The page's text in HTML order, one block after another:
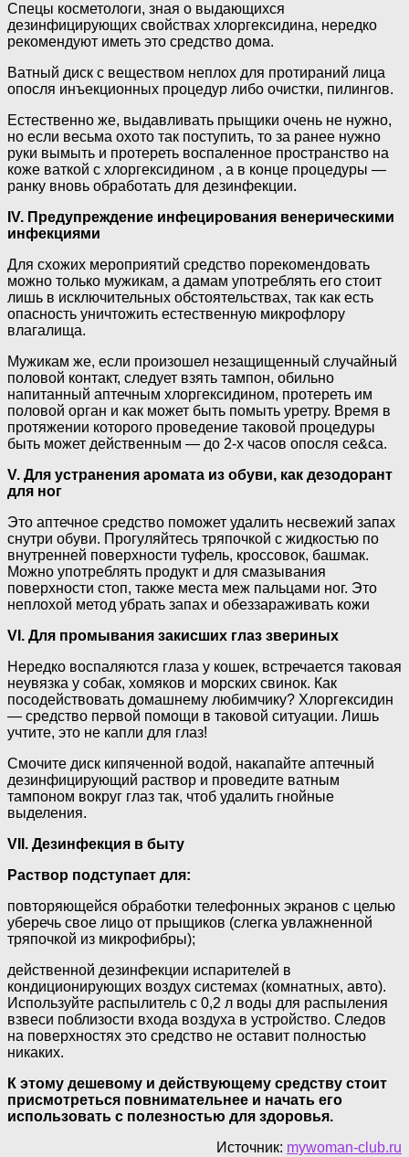
Спецы косметологи, зная о выдающихся
дезинфицирующих свойствах хлоргексидина, нередко
рекомендуют иметь это средство дома.
Ватный диск с веществом неплох для протираний лица
опосля инъекционных процедур либо очистки, пилингов.
Естественно же, выдавливать прыщики очень не нужно,
но если весьма охото так поступить, то за ранее нужно
руки вымыть и протереть воспаленное пространство на
коже ваткой с хлоргексидином , а в конце процедуры —
ранку вновь обработать для дезинфекции.
IV. Предупреждение инфецирования венерическими
инфекциями
Для схожих мероприятий средство порекомендовать
можно только мужикам, а дамам употреблять его стоит
лишь в исключительных обстоятельствах, так как есть
опасность уничтожить естественную микрофлору
влагалища.
Мужикам же, если произошел незащищенный случайный
половой контакт, следует взять тампон, обильно
напитанный аптечным хлоргексидином, протереть им
половой орган и как может быть помыть уретру. Время в
протяжении которого проведение таковой процедуры
быть может действенным — до 2-х часов опосля се&са.
V. Для устранения аромата из обуви, как дезодорант
для ног
Это аптечное средство поможет удалить несвежий запах
снутри обуви. Прогуляйтесь тряпочкой с жидкостью по
внутренней поверхности туфель, кроссовок, башмак.
Можно употреблять продукт и для смазывания
поверхности стоп, также места меж пальцами ног. Это
неплохой метод убрать запах и обеззараживать кожи
VI. Для промывания закисших глаз звериных
Нередко воспаляются глаза у кошек, встречается таковая
неувязка у собак, хомяков и морских свинок. Как
посодействовать домашнему любимчику? Хлоргексидин
— средство первой помощи в таковой ситуации. Лишь
учтите, это не капли для глаз!
Смочите диск кипяченной водой, накапайте аптечный
дезинфицирующий раствор и проведите ватным
тампоном вокруг глаз так, чтоб удалить гнойные
выделения.
VII. Дезинфекция в быту
Раствор подступает для:
повторяющейся обработки телефонных экранов с целью
уберечь свое лицо от прыщиков (слегка увлажненной
тряпочкой из микрофибры);
действенной дезинфекции испарителей в
кондиционирующих воздух системах (комнатных, авто).
Используйте распылитель с 0,2 л воды для распыления
взвеси поблизости входа воздуха в устройство. Следов
на поверхностях это средство не оставит полностью
никаких.
К этому дешевому и действующему средству стоит
присмотреться повнимательнее и начать его
использовать с полезностью для здоровья.
Источник: mywoman-club.ru